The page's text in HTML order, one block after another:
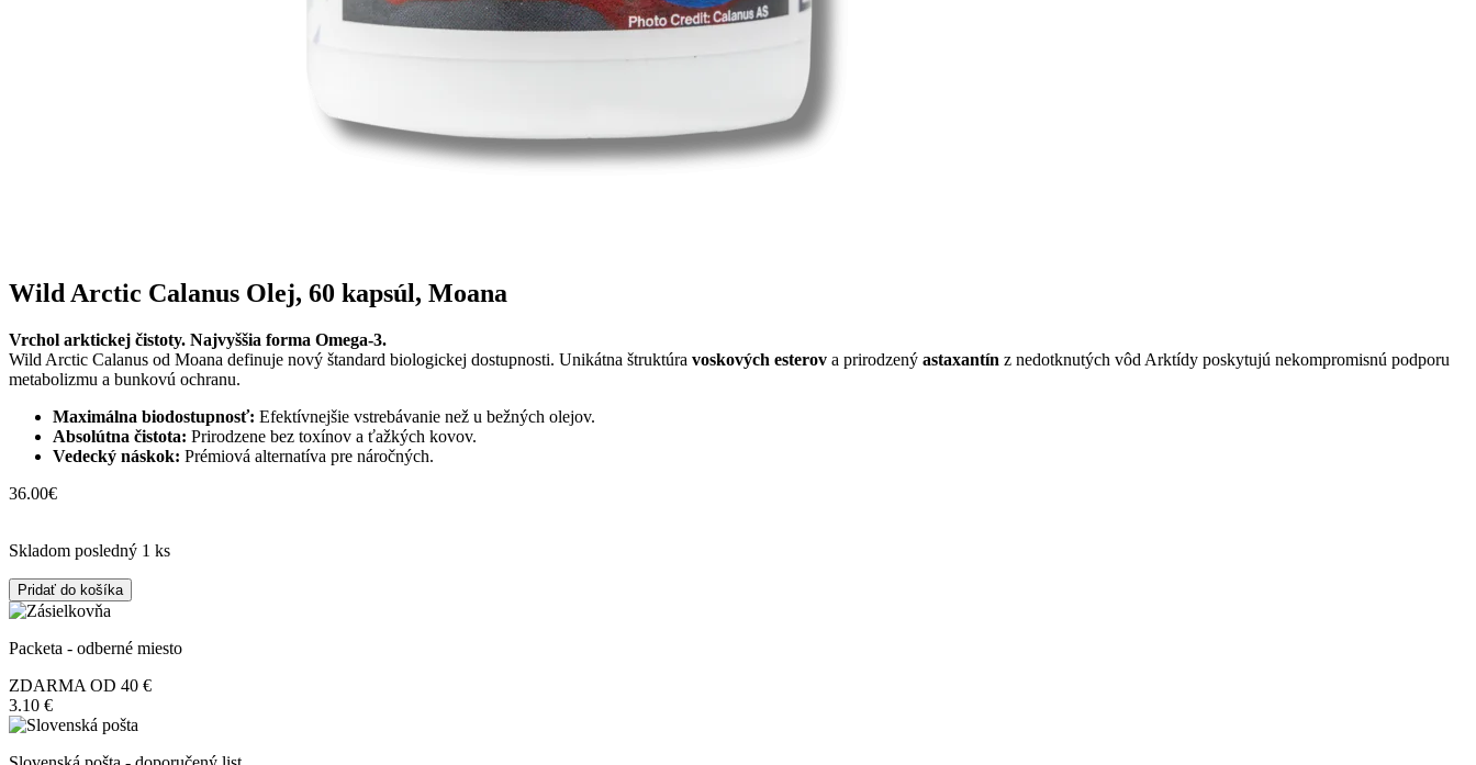
Wild Arctic Calanus Olej, 60 kapsúl, Moana
Vrchol arktickej čistoty. Najvyššia forma Omega-3.
Wild Arctic Calanus od Moana definuje nový štandard biologickej dostupnosti. Unikátna štruktúra voskových esterov a prirodzený astaxantín z nedotknutých vôd Arktídy poskytujú nekompromisnú podporu
metabolizmu a bunkovú ochranu.
Maximálna biodostupnosť: Efektívnejšie vstrebávanie než u bežných olejov.
Absolútna čistota: Prirodzene bez toxínov a ťažkých kovov.
Vedecký náskok: Prémiová alternatíva pre náročných.
36.00€
Skladom posledný 1 ks
množstvo
Wild
Calanus
60
kapsúl,
Moana
Pridať do košíka
Packeta - odberné miesto
ZDARMA OD 40 €
3.10 €